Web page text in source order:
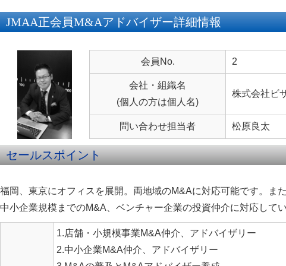
JMAA正会員M&Aアドバイザー詳細情報
会員No. 2
会社・組織名
(個人の方は個人名)
株式会社ビ
問い合わせ担当者 松原良太
セールスポイント
福岡、東京にオフィスを展開。両地域のM&Aに対応可能です。ま
中小企業規模までのM&A、ベンチャー企業の投資仲介に対応してい
1.店舗・小規模事業M&A仲介、アドバイザリー
2.中小企業M&A仲介、アドバイザリー